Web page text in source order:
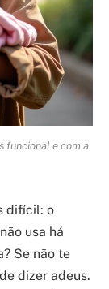
funcional e com a
difícil: o
usa há
Se não te
dizer adeus.